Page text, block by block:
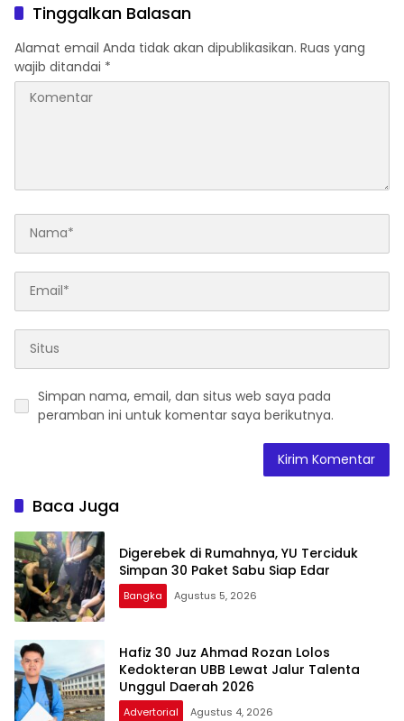
Tinggalkan Balasan
Alamat email Anda tidak akan dipublikasikan. Ruas yang
wajib ditandai *
Simpan nama, email, dan situs web saya pada
peramban ini untuk komentar saya berikutnya.
Baca Juga
Digerebek di Rumahnya, YU Terciduk
Simpan 30 Paket Sabu Siap Edar
Bangka Agustus 5, 2026
Hafiz 30 Juz Ahmad Rozan Lolos
Kedokteran UBB Lewat Jalur Talenta
Unggul Daerah 2026
Advertorial Agustus 4, 2026